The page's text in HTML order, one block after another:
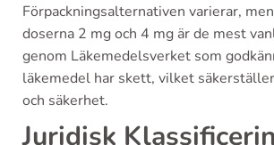
Förpackningsalternativen varierar,
doserna 2 mg och 4 mg är de mest
genom Läkemedelsverket som
läkemedel har skett, vilket
och säkerhet.
Juridisk